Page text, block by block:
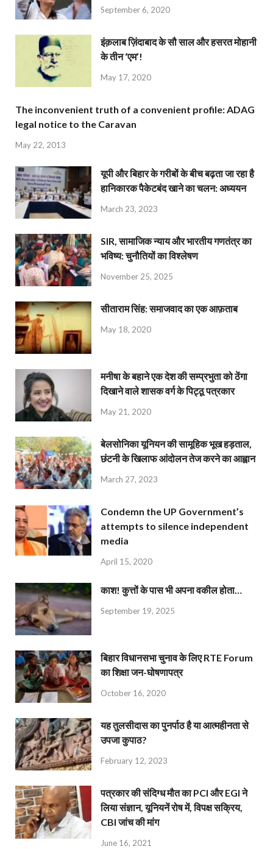
September 6, 2020
इंक़लाब ज़िंदाबाद के सौ साल और हसरत मोहानी
के तीन ‘एम’!
May 17, 2020
The inconvenient truth of a convenient profile: ADAG
legal notice to the Caravan
May 22, 2013
यूपी और बिहार के गरीबों के बीच बढ़ता जा रहा है
हानिकारक पैकेटबंद खाने का चलन: अध्ययन
March 23, 2023
SIR, सामाजिक न्याय और भारतीय गणतंत्र का
भविष्य: चुनौतियों का विश्लेषण
November 25, 2025
सीताराम सिंह: समाजवाद का एक आफ़ताब
May 18, 2020
मनीषा के बहाने एक देश की सम्प्रभुता को ठेंगा
दिखाने वाले शासक वर्ग के पिट्ठू पत्रकार
May 21, 2020
बेलसोनिका यूनियन की सामूहिक भूख हड़ताल,
छंटनी के खिलाफ आंदोलन तेज करने का आह्वान
March 27, 2023
Condemn the UP Government’s
attempts to silence independent
media
April 15, 2020
काश! कुत्तों के पास भी अपना वकील होता…
September 19, 2025
बिहार विधानसभा चुनाव के लिए RTE Forum
का शिक्षा जन-घोषणापत्र
October 16, 2020
यह तुलसीदास का पुनर्पाठ है या आत्महीनता से
उपजा कुपाठ?
February 12, 2023
पत्रकार की संदिग्ध मौत का PCI और EGI ने
लिया संज्ञान, यूनियनें रोष में, विपक्ष सक्रिय,
CBI जांच की मांग
June 16, 2021